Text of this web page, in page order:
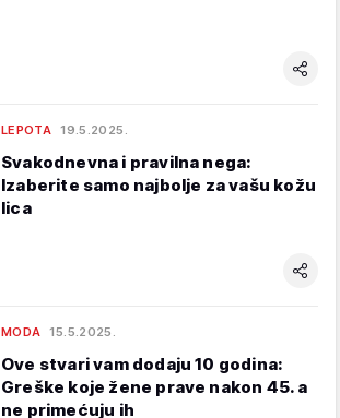
LEPOTA 19.5.2025.
Svakodnevna i pravilna nega:
Izaberite samo najbolje za vašu kožu
lica
MODA 15.5.2025.
Ove stvari vam dodaju 10 godina:
Greške koje žene prave nakon 45. a
ne primećuju ih